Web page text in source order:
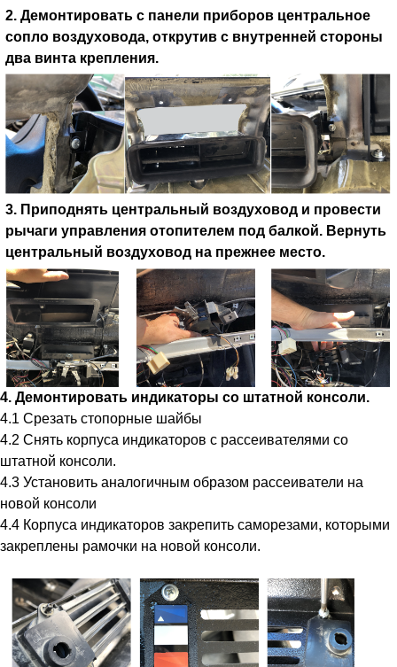
2. Демонтировать с панели приборов центральное
сопло воздуховода, открутив с внутренней стороны
два винта крепления.
3. Приподнять центральный воздуховод и провести
рычаги управления отопителем под балкой. Вернуть
центральный воздуховод на прежнее место.
4. Демонтировать индикаторы со штатной консоли.
4.1 Срезать стопорные шайбы
4.2 Снять корпуса индикаторов с рассеивателями со
штатной консоли.
4.3 Установить аналогичным образом рассеиватели на
новой консоли
4.4 Корпуса индикаторов закрепить саморезами, которыми
закреплены рамочки на новой консоли.